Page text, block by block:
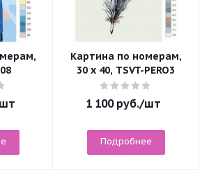
Картина по номерам,
30 x 40, TSVT-PERO3
1 100руб./шт
Подробнее